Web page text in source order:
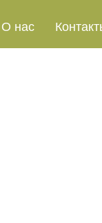
О нас